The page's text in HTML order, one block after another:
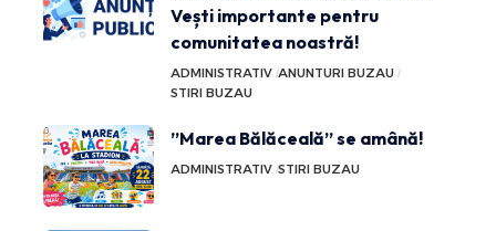
Vești importante pentru
comunitatea noastră!
ADMINISTRATIV ANUNTURI BUZAU
STIRI BUZAU
”Marea Bălăceală” se amână!
ADMINISTRATIV STIRI BUZAU